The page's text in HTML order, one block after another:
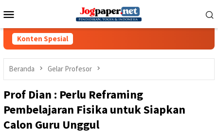
ke
Mobile
Konten Spesial
Beranda Gelar Profesor
Prof Dian : Perlu Reframing
Pembelajaran Fisika untuk Siapkan
Calon Guru Unggul